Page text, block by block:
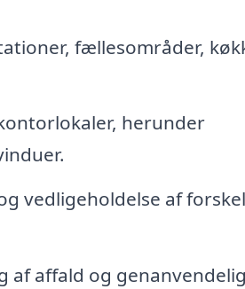
fællesområder,
herunder
vedligeholdelse af
af affald og